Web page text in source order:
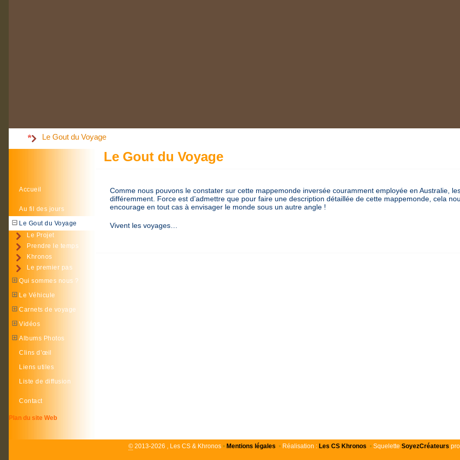
Le Gout du Voyage
Le Gout du Voyage
Comme nous pouvons le constater sur cette mappemonde inversée couramment employée en Australie,
différemment. Force est d’admettre que pour faire une description détaillée de cette mappemonde, cela
encourage en tout cas à envisager le monde sous un autre angle !
Vivent les voyages…
Accueil
Au fil des jours
Le Gout du Voyage
Le Projet
Prendre le temps
Khronos
Le premier pas
Qui sommes nous ?
Le Véhicule
Carnets de voyage
Vidéos
Albums Photos
Clins d’œil
Liens utiles
Liste de diffusion
Contact
Plan du site Web
©2013-2026 , Les CS & Khronos • Mentions légales • Réalisation : Les CSKhronos •Squelette SoyezCréateurs